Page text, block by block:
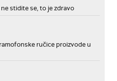
stidite se, to je zdravo
ručice proizvode u